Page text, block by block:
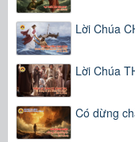
Lời Chúa
Lời Chúa
Có dừng